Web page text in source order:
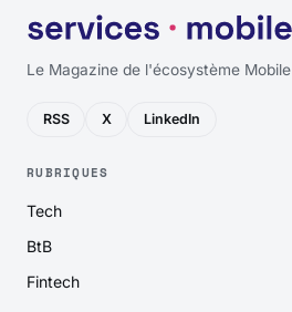
Le Magazine de l'écosystème Mobile
RSS X LinkedIn
RUBRIQUES
Tech
BtB
Fintech